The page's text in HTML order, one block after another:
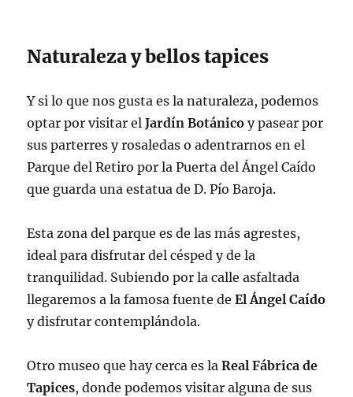
Naturaleza y bellos tapices
Y si lo que nos gusta es la naturaleza, podemos
optar por visitar elJardín Botánico y pasear por
sus parterres y rosaledas o adentrarnos en el
Parque del Retiro por la Puerta del Ángel Caído
que guarda una estatua de D. Pío Baroja.
Esta zona del parque es de las más agrestes,
ideal para disfrutar del césped y de la
tranquilidad. Subiendo por la calle asfaltada
llegaremos a la famosa fuente deEl Ángel Caído
y disfrutar contemplándola.
Otro museo que hay cerca es laReal Fábrica de
Tapices, donde podemos visitar alguna de sus